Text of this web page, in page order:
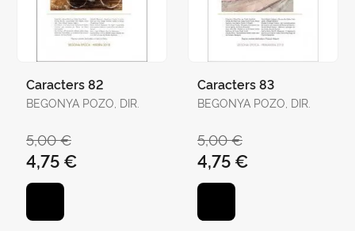
Caracters 82
BEGONYA POZO, DIR.
5,00 €
4,75 €
Caracters 83
BEGONYA POZO, DIR.
5,00 €
4,75 €